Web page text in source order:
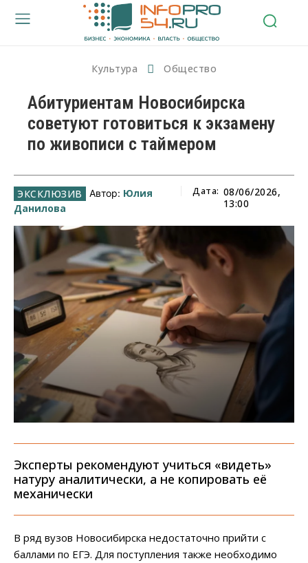
Культура Общество
Абитуриентам Новосибирска
советуют готовиться к экзамену
по живописи с таймером
Автор: Юлия
Данилова
Дата: 08/06/2026,
13:00
Эксперты рекомендуют учиться «видеть»
натуру аналитически, а не копировать её
механически
В ряд вузов Новосибирска недостаточно прийти с
баллами по ЕГЭ. Для поступления также необходимо